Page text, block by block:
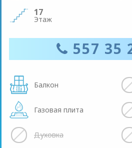
17
Этаж
557 35
Балкон
Газовая плита
Духовка